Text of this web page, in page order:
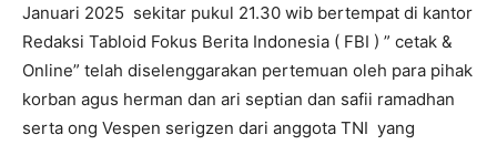
Januari 2025 sekitar pukul 21.30 wib bertempat di kantor
Redaksi Tabloid Fokus Berita Indonesia ( FBI ) ” cetak &
Online” telah diselenggarakan pertemuan oleh para pihak
korban agus herman dan ari septian dan safii ramadhan
serta ong Vespen serigzen dari anggota TNI yang